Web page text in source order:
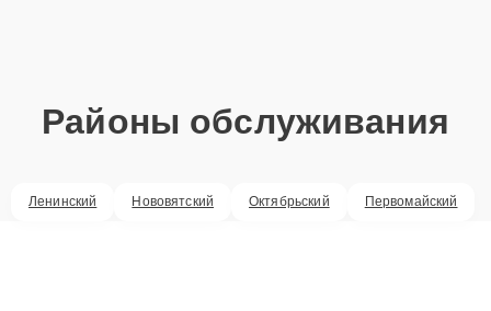
Районы обслуживания
Ленинский Нововятский Октябрьский Первомайский